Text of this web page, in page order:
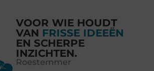
VOOR WIE HOUDT
VAN FRISSE IDEEËN
EN SCHERPE
INZICHTEN.
Roestemmer